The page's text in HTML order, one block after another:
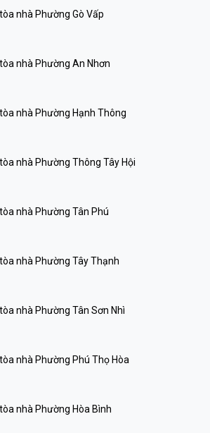
nhà Phường Gò Vấp
nhà Phường An Nhơn
nhà Phường Hạnh Thông
nhà Phường Thông Tây Hội
nhà Phường Tân Phú
nhà Phường Tây Thạnh
nhà Phường Tân Sơn Nhì
nhà Phường Phú Thọ Hòa
nhà Phường Hòa Bình